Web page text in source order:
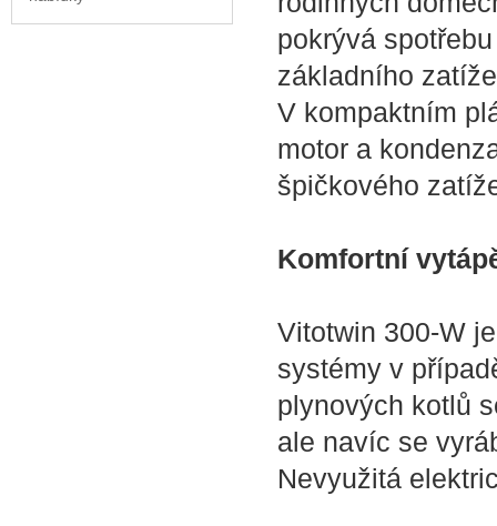
pokrývá
základního
V kompaktním
motor a
špičkového
Komfortní
Vitotwin 300-W
systémy v
plynových kotlů
ale navíc se
Nevyužitá